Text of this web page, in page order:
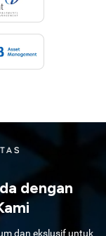
dengan
dan ekslusif untuk